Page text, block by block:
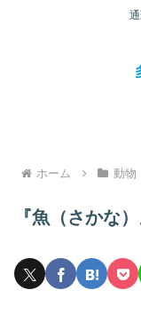
ホーム 動物
『魚（さかな